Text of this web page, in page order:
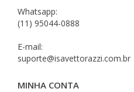
Whatsapp:
(11) 95044-0888
E-mail:
suporte@isavettorazzi.com.br
MINHA CONTA